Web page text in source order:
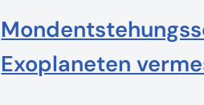
Exoplaneten